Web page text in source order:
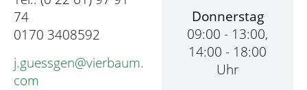
74
0170 3408592
j.guessgen@vierbaum.
com
Donnerstag
09:00 - 13:00,
14:00 - 18:00
Uhr